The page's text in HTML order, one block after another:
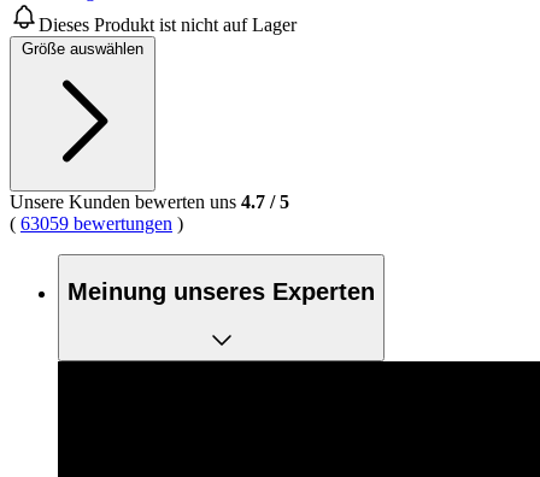
Dieses Produkt ist nicht auf Lager
Größe auswählen
Unsere Kunden bewerten uns 4.7 /5
( 63059 bewertungen )
Meinung unseres Experten